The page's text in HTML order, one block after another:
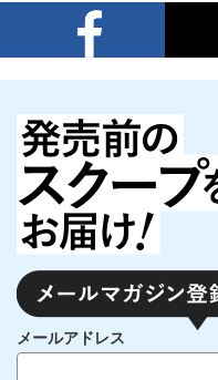
メールアドレス